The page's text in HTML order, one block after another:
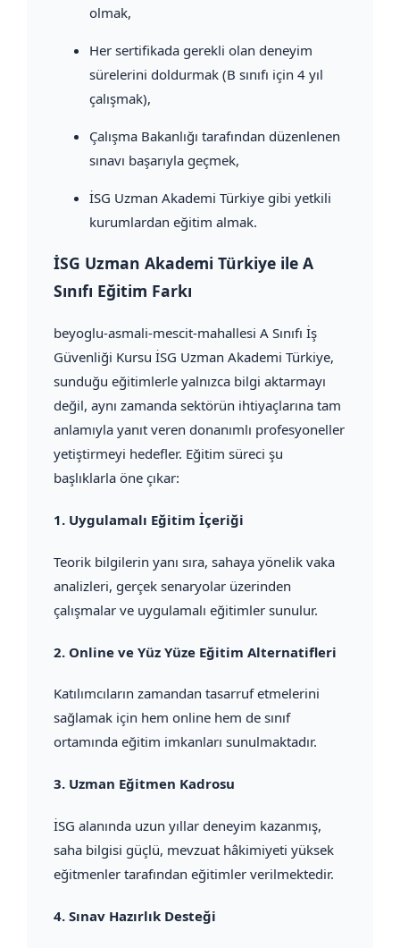
olmak,
Her sertifikada gerekli olan deneyim
sürelerini doldurmak (B sınıfı için 4 yıl
çalışmak),
Çalışma Bakanlığı tarafından düzenlenen
sınavı başarıyla geçmek,
İSG Uzman Akademi Türkiye gibi yetkili
kurumlardan eğitim almak.
İSG Uzman Akademi Türkiye ile A
Sınıfı Eğitim Farkı
beyoglu-asmali-mescit-mahallesi A Sınıfı İş
Güvenliği Kursu İSG Uzman Akademi Türkiye,
sunduğu eğitimlerle yalnızca bilgi aktarmayı
değil, aynı zamanda sektörün ihtiyaçlarına tam
anlamıyla yanıt veren donanımlı profesyoneller
yetiştirmeyi hedefler. Eğitim süreci şu
başlıklarla öne çıkar:
1. Uygulamalı Eğitim İçeriği
Teorik bilgilerin yanı sıra, sahaya yönelik vaka
analizleri, gerçek senaryolar üzerinden
çalışmalar ve uygulamalı eğitimler sunulur.
2. Online ve Yüz Yüze Eğitim Alternatifleri
Katılımcıların zamandan tasarruf etmelerini
sağlamak için hem online hem de sınıf
ortamında eğitim imkanları sunulmaktadır.
3. Uzman Eğitmen Kadrosu
İSG alanında uzun yıllar deneyim kazanmış,
saha bilgisi güçlü, mevzuat hâkimiyeti yüksek
eğitmenler tarafından eğitimler verilmektedir.
4. Sınav Hazırlık Desteği